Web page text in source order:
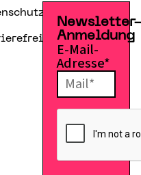
Anmeldung
E-Mail-
Adresse*